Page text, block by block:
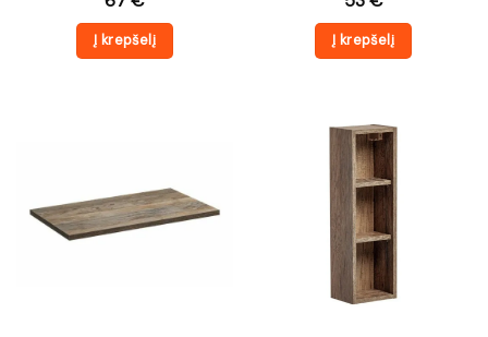
Į krepšelį Į krepšelį